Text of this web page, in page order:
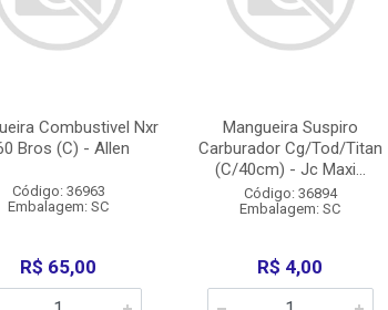
Combustivel Nxr
Bros (C) - Allen
Código: 36963
Embalagem: SC
R$ 65,00
Mangueira Suspiro
Carburador Cg/Tod/Titan
(C/40cm) - Jc Maxi...
Código: 36894
Embalagem: SC
R$ 4,00